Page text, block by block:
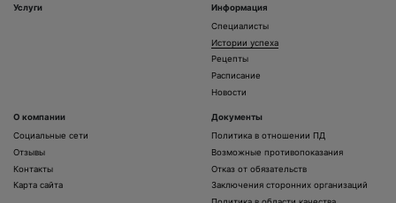
Услуги
Информация
Специалисты
Истории успеха
Рецепты
Расписание
Новости
О компании
Социальные сети
Отзывы
Контакты
Карта сайта
Документы
Политика в отношении ПД
Возможные противопоказания
Отказ от обязательств
Заключения сторонних организаций